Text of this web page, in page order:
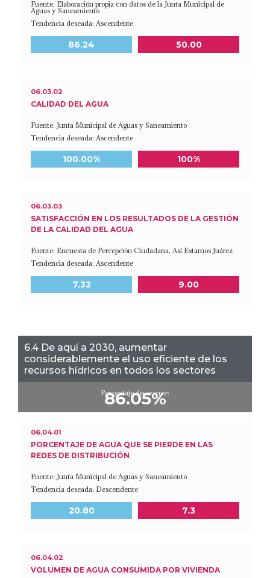
Fuente: Elaboración propia con datos de la Junta Municipal de
Aguas y Saneamiento
Tendencia deseada: Ascendente
86.24 Meta a 2030
50.00
06.03.02
CALIDAD DEL AGUA
Fuente: Junta Municipal de Aguas y Saneamiento
Tendencia deseada: Ascendente
100.00% Meta a 2030
100%
06.03.03
SATISFACCIÓN EN LOS RESULTADOS DE LA GESTIÓN
DE LA CALIDAD DEL AGUA
Fuente: Encuesta de Percepción Ciudadana, Así Estamos Juárez
Tendencia deseada: Ascendente
7.32 Meta a 2030
9.00
6.4 De aquí a 2030, aumentar
considerablemente el uso eficiente de los
recursos hídricos en todos los sectores
Porcentaje de avance:
86.05%
06.04.01
PORCENTAJE DE AGUA QUE SE PIERDE EN LAS
REDES DE DISTRIBUCIÓN
Fuente: Junta Municipal de Aguas y Saneamiento
Tendencia deseada: Descendente
20.80 Meta a 2030
7.3
06.04.02
VOLUMEN DE AGUA CONSUMIDA POR VIVIENDA